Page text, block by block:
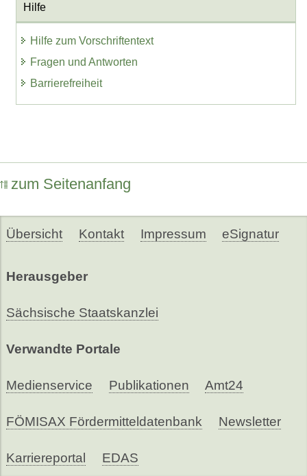
Hilfe
Hilfe zum Vorschriftentext
Fragen und Antworten
Barrierefreiheit
zum Seitenanfang
Übersicht Kontakt Impressum eSignatur
Herausgeber
Sächsische Staatskanzlei
Verwandte Portale
Medienservice Publikationen Amt24
FÖMISAX Fördermitteldatenbank Newsletter
Karriereportal EDAS